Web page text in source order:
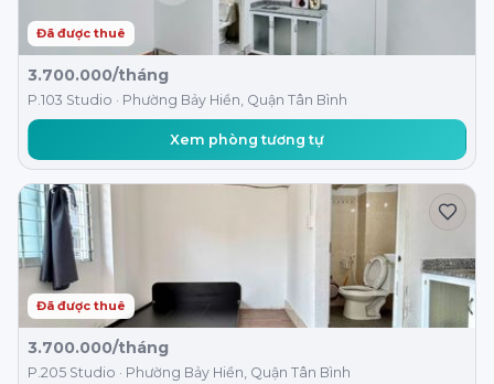
Đã được thuê
3.700.000/tháng
P.103 Studio · Phường Bảy Hiền, Quận Tân Bình
Xem phòng tương tự
Đã được thuê
3.700.000/tháng
P.205 Studio · Phường Bảy Hiền, Quận Tân Bình